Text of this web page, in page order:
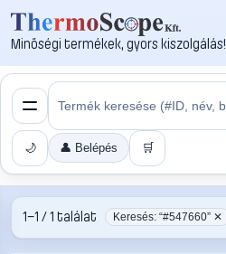
Minőségi termékek, gyors kiszolgálás!
🌙 👤 Belépés 🛒
1–1 / 1 találat Keresés: “#547660” ✕